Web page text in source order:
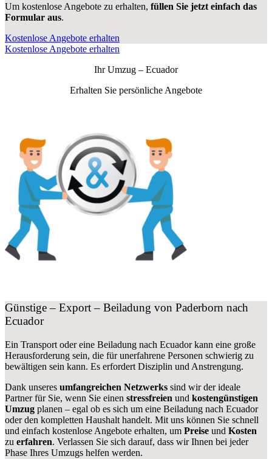
Um kostenlose Angebote zu erhalten, füllen Sie jetzt einfach das
Formular aus.
Kostenlose Angebote erhalten
Kostenlose Angebote erhalten
Ihr Umzug – Ecuador
Erhalten Sie persönliche Angebote
Günstige – Export – Beiladung von Paderborn nach
Ecuador
Ein Transport oder eine Beiladung nach Ecuador kann eine große
Herausforderung sein, die für unerfahrene Personen schwierig zu
bewältigen sein kann. Es erfordert Disziplin und Anstrengung.
Dank unseres umfangreichen Netzwerks sind wir der ideale
Partner für Sie, wenn Sie einen stressfreien und kostengünstigen
Umzug planen – egal ob es sich um eine Beiladung nach Ecuador
oder den kompletten Haushalt handelt. Mit uns können Sie schnell
und einfach kostenlose Angebote erhalten, um Preise und Kosten
zu erfahren. Verlassen Sie sich darauf, dass wir Ihnen bei jeder
Phase Ihres Umzugs helfen werden.